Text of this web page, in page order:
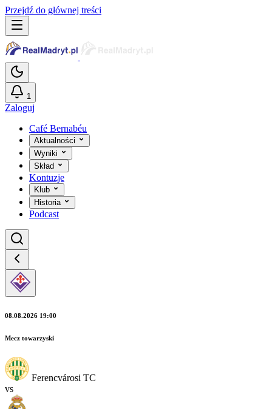
Przejdź do głównej treści
1
Zaloguj
Café Bernabéu
Aktualności
Wyniki
Skład
Kontuzje
Klub
Historia
Podcast
08.08.2026 19:00
Mecz towarzyski
Ferencvárosi TC
vs